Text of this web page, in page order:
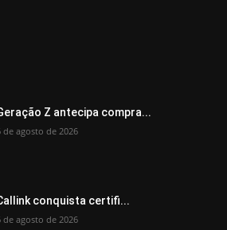
Z antecipa compra...
de agosto de 2026
conquista certifi...
de agosto de 2026